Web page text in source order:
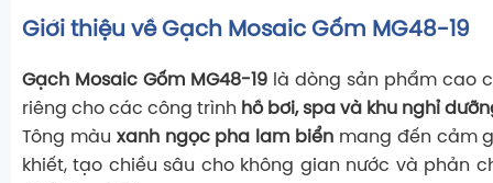
Giới thiệu về Gạch Mosaic Gốm MG48-19
Gạch Mosaic Gốm MG48-19 là dòng sản phẩm cao
riêng cho các công trình hồ bơi, spa và khu nghỉ
Tông màu xanh ngọc pha lam biển mang đến cảm
khiết, tạo chiều sâu cho không gian nước và phản